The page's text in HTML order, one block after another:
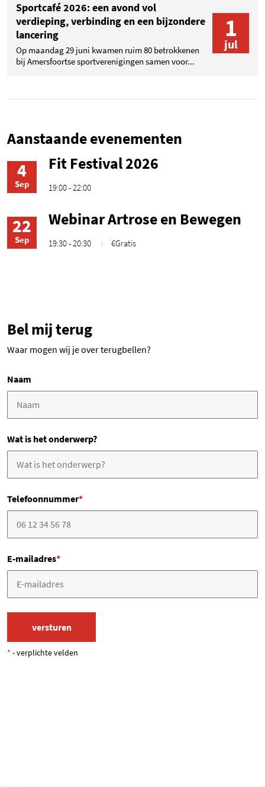
Sportcafé 2026: een avond vol
verdieping, verbinding en een bijzondere
lancering
Op maandag 29 juni kwamen ruim 80 betrokkenen
bij Amersfoortse sportverenigingen samen voor...
1
jul
Aanstaande evenementen
4
Sep
Fit Festival 2026
19:00 - 22:00
22
Sep
Webinar Artrose en Bewegen
19:30 - 20:30 €Gratis
Bel mij terug
Waar mogen wij je over terugbellen?
Naam
Wat is het onderwerp?
Telefoonnummer*
E-mailadres*
* - verplichte velden